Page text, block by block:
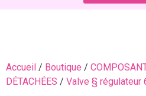
Accueil / Boutique /
DÉTACHÉES / Valve § régulateur